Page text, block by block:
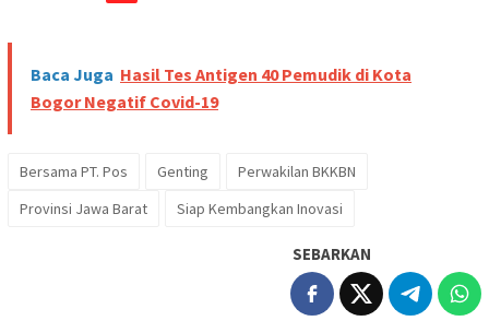
Baca Juga Hasil Tes Antigen 40 Pemudik di Kota
Bogor Negatif Covid-19
Bersama PT. Pos Genting
Perwakilan BKKBN
Provinsi Jawa Barat
Siap Kembangkan Inovasi
SEBARKAN